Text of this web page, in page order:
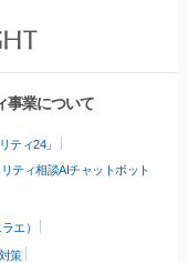
事業について
ティ24」
ティ相談AIチャットボット
エ）
策